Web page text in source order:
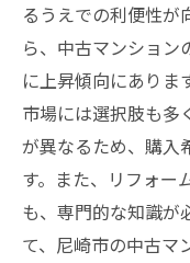
るうえでの利便性が
ら、中古マンション
に上昇傾向にありま
市場には選択肢も多
が異なるため、購入
す。また、リフォー
も、専門的な知識が
て、尼崎市の中古マ